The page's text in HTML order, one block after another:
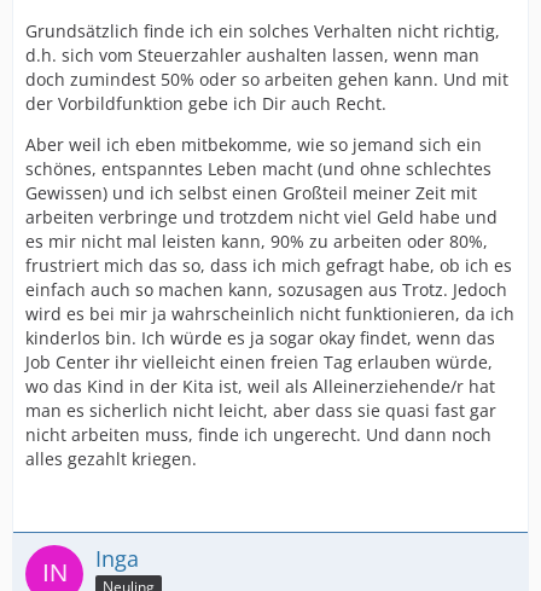
Grundsätzlich finde ich ein solches Verhalten nicht richtig,
d.h. sich vom Steuerzahler aushalten lassen, wenn man
doch zumindest 50% oder so arbeiten gehen kann. Und mit
der Vorbildfunktion gebe ich Dir auch Recht.
Aber weil ich eben mitbekomme, wie so jemand sich ein
schönes, entspanntes Leben macht (und ohne schlechtes
Gewissen) und ich selbst einen Großteil meiner Zeit mit
arbeiten verbringe und trotzdem nicht viel Geld habe und
es mir nicht mal leisten kann, 90% zu arbeiten oder 80%,
frustriert mich das so, dass ich mich gefragt habe, ob ich es
einfach auch so machen kann, sozusagen aus Trotz. Jedoch
wird es bei mir ja wahrscheinlich nicht funktionieren, da ich
kinderlos bin. Ich würde es ja sogar okay findet, wenn das
Job Center ihr vielleicht einen freien Tag erlauben würde,
wo das Kind in der Kita ist, weil als Alleinerziehende/r hat
man es sicherlich nicht leicht, aber dass sie quasi fast gar
nicht arbeiten muss, finde ich ungerecht. Und dann noch
alles gezahlt kriegen.
Inga
Neuling